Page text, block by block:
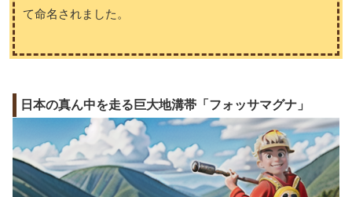
て命名されました。
日本の真ん中を走る巨大地溝帯「フォッサマグナ」